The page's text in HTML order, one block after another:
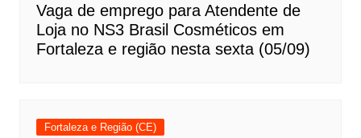
Vaga de emprego para Atendente de
Loja no NS3 Brasil Cosméticos em
Fortaleza e região nesta sexta (05/09)
Fortaleza e Região (CE)